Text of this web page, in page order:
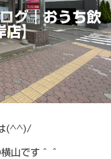
グ｜おうち飲
店】
(^^)/
山です＾＾